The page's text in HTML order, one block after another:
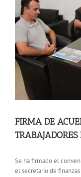
FIRMA DE
Se ha firmado el
el secretario de